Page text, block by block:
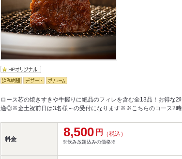
ロース芯の焼きすきや牛握りに絶品のフィレを含む全13品！お得な
適◎※金土祝前日は3名様～の受付になります※※こちらのコース2
料金 8,500 円 （税込）
※飲み放題込みの価格※